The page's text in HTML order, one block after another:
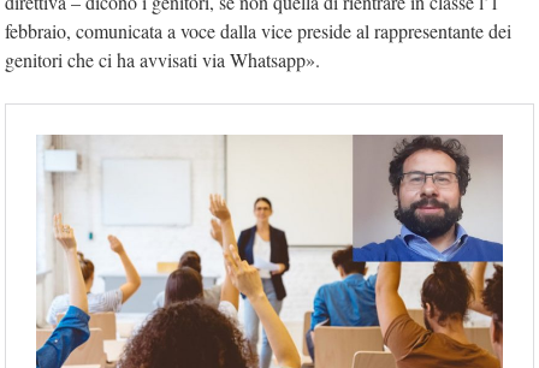
febbraio, comunicata a voce dalla vice preside al rappresentante dei
genitori che ci ha avvisati via Whatsapp».